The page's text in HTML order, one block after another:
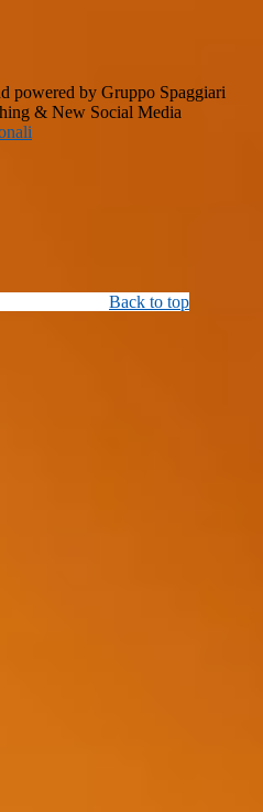
powered by Gruppo Spaggiari
& New Social Media
Back to top